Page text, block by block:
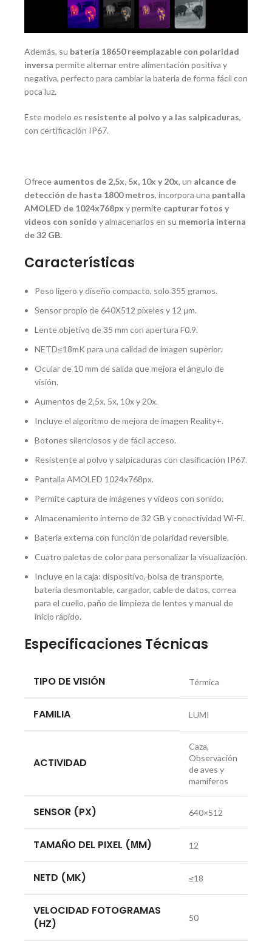
Además, su batería 18650 reemplazable con polaridad
inversa permite alternar entre alimentación positiva y
negativa, perfecto para cambiar la bateria de forma fácil con
poca luz.
Este modelo es resistente al polvo y a las salpicaduras,
con certificación IP67.
Ofrece aumentos de 2,5x, 5x, 10x y 20x, un alcance de
detección de hasta 1800 metros, incorpora una pantalla
AMOLED de 1024x768px y permite capturar fotos y
videos con sonido y almacenarlos en su memoria interna
de 32 GB.
Características
Peso ligero y diseño compacto, solo 355 gramos.
Sensor propio de 640X512 píxeles y 12 μm.
Lente objetivo de 35 mm con apertura F0.9.
NETD≤18mK para una calidad de imagen superior.
Ocular de 10 mm de salida que mejora el ángulo de
visión.
Aumentos de 2,5x, 5x, 10x y 20x.
Incluye el algoritmo de mejora de imagen Reality+.
Botones silenciosos y de fácil acceso.
Resistente al polvo y salpicaduras con clasificación IP67.
Pantalla AMOLED 1024x768px.
Permite captura de imágenes y videos con sonido.
Almacenamiento interno de 32 GB y conectividad Wi-Fi.
Batería externa con función de polaridad reversible.
Cuatro paletas de color para personalizar la visualización.
Incluye en la caja: dispositivo, bolsa de transporte,
batería desmontable, cargador, cable de datos, correa
para el cuello, paño de limpieza de lentes y manual de
inicio rápido.
Especificaciones Técnicas
TIPO DE VISIÓN Térmica
FAMILIA LUMI
ACTIVIDAD
Caza,
Observación
de aves y
mamíferos
SENSOR (PX) 640×512
TAMAÑO DEL PIXEL (ΜM) 12
NETD (MK) ≤18
VELOCIDAD FOTOGRAMAS
(HZ)
50